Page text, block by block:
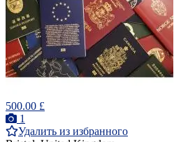
500.00 £
1
Удалить из избранного